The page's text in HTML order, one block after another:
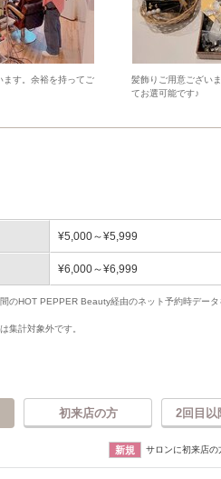
ます。余裕を持ってご
髪飾りご用意ござい
てお選可能です♪
¥5,000～¥5,999
¥6,000～¥6,999
のHOT PEPPER Beauty経由のネット予約時データ
集計対象外です。
初来店の方 2回目以
新規 サロンに初来店の